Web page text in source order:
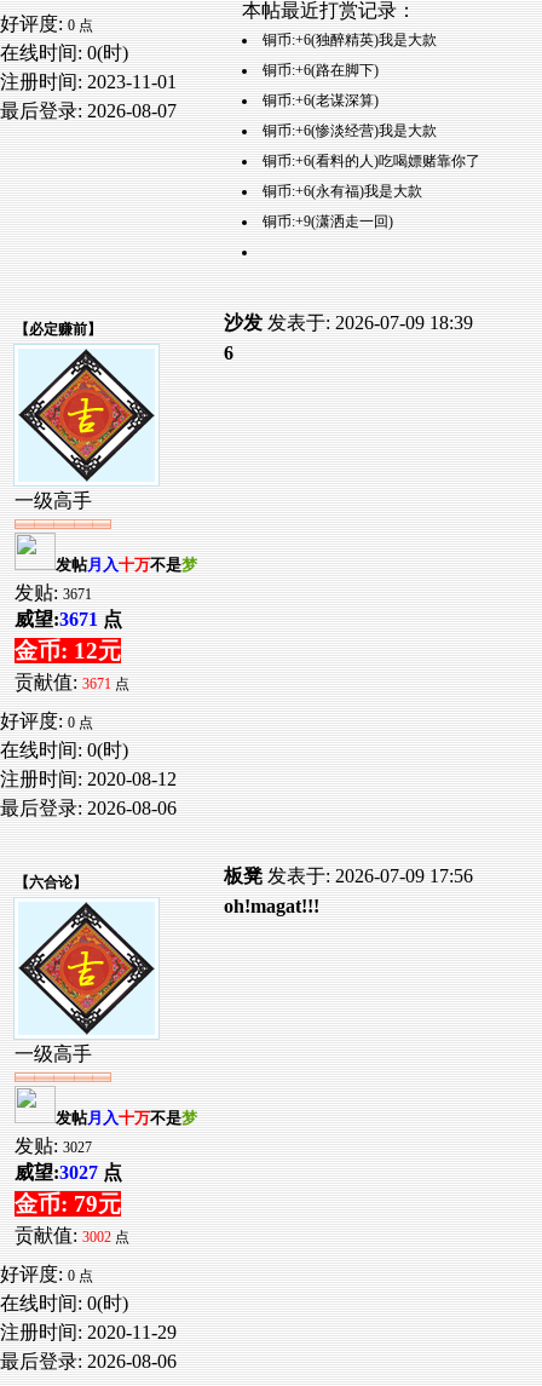
好评度: 0 点
在线时间: 0(时)
注册时间: 2023-11-01
最后登录: 2026-08-07
本帖最近打赏记录：
铜币:+6(独醉精英)我是大款
铜币:+6(路在脚下)
铜币:+6(老谋深算)
铜币:+6(惨淡经营)我是大款
铜币:+6(看料的人)吃喝嫖赌靠你了
铜币:+6(永有福)我是大款
铜币:+9(潇洒走一回)
【必定赚前】
一级高手
发帖月入十万不是梦
发贴: 3671
威望:3671 点
金币: 12元
贡献值: 3671 点
好评度: 0 点
在线时间: 0(时)
注册时间: 2020-08-12
最后登录: 2026-08-06
沙发 发表于: 2026-07-09 18:39
6
【六合论】
一级高手
发帖月入十万不是梦
发贴: 3027
威望:3027 点
金币: 79元
贡献值: 3002 点
好评度: 0 点
在线时间: 0(时)
注册时间: 2020-11-29
最后登录: 2026-08-06
板凳 发表于: 2026-07-09 17:56
oh!magat!!!